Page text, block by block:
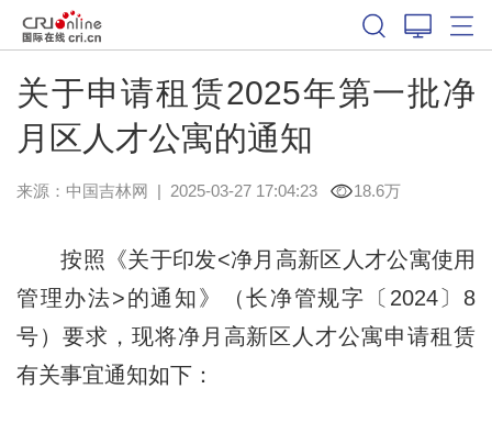
关于申请租赁2025年第一批净
月区人才公寓的通知
来源： 中国吉林网 | 2025-03-27 17:04:23 18.6万
按照《关于印发<净月高新区人才公寓使用
管理办法>的通知》（长净管规字〔2024〕8
号）要求，现将净月高新区人才公寓申请租赁
有关事宜通知如下：